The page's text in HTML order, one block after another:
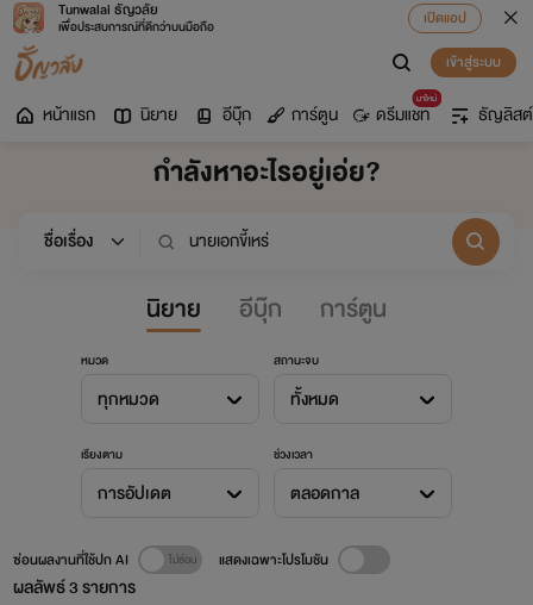
Tunwalai ธัญวลัย
เพื่อประสบการณ์ที่ดีกว่าบนมือถือ
เปิดแอป
เข้าสู่ระบบ
หน้าแรก นิยาย อีบุ๊ก การ์ตูน
มาใหม่
ดรีมแชท ธัญลิสต์
กำลังหาอะไรอยู่เอ่ย?
นิยาย อีบุ๊ก การ์ตูน
หมวด
ทุกหมวด
สถานะจบ
ทั้งหมด
เรียงตาม
การอัปเดต
ช่วงเวลา
ตลอดกาล
ผลลัพธ์3รายการ
ซ่อนผลงานที่ใช้ปก AI แสดงเฉพาะโปรโมชัน